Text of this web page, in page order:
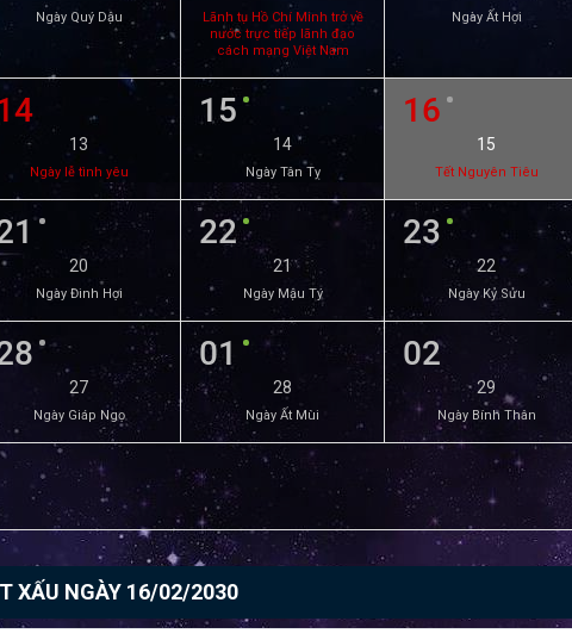
Ngày Quý Dậu
Lãnh tụ Hồ Chí Minh trở về
nước trực tiếp lãnh đạo
cách mạng Việt Nam
Ngày Ất Hợi
13
Ngày lễ tình yêu
15
14
Ngày Tân Tỵ
16
15
Tết Nguyên Tiêu
20
Ngày Đinh Hợi
22
21
Ngày Mậu Tý
23
22
Ngày Kỷ Sửu
27
Ngày Giáp Ngọ
01
28
Ngày Ất Mùi
02
29
Ngày Bính Thân
XẤU NGÀY 16/02/2030